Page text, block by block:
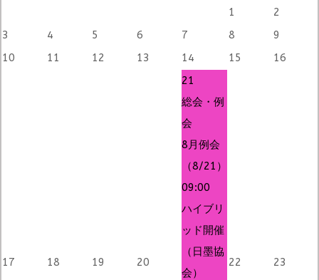
1
2
3
4 5 6 7 8
9
10
11 12 13 14 15 16
17 18 19 20
21
総会・例
会
8月例会
（8/21）
09:00
ハイブリ
ッド開催
（日墨協
会）
22 23